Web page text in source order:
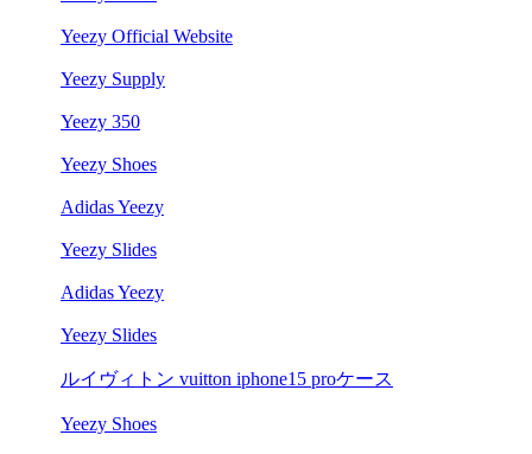
Yeezy Official Website
Yeezy Supply
Yeezy 350
Yeezy Shoes
Adidas Yeezy
Yeezy Slides
Adidas Yeezy
Yeezy Slides
ルイヴィトン vuitton iphone15 proケース
Yeezy Shoes